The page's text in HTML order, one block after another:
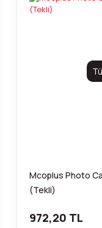
Mcoplus Photo
(Tekli)
972,20 TL